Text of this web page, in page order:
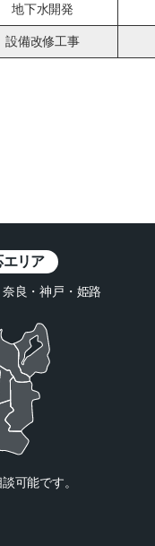
地下水開発
設備改修工事
エリア
良・神戸・姫路
可能です。